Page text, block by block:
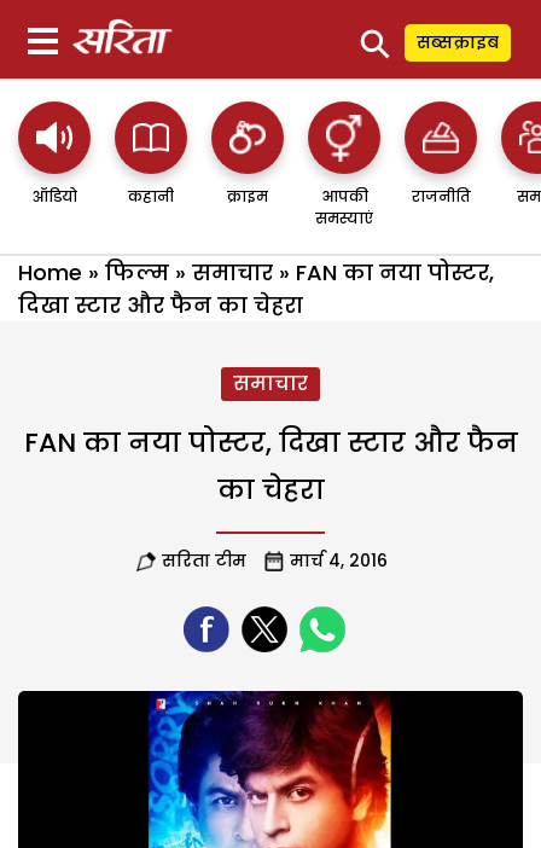
⚲ सब्सक्राइब
ऑडियो कहानी क्राइम
आपकी
समस्याएं
राजनीति
Home » फिल्म » समाचार » FAN का नया पोस्टर,
दिखा स्टार और फैन का चेहरा
समाचार
FAN का नया पोस्टर, दिखा स्टार और फैन
का चेहरा
सरिता टीम मार्च 4, 2016